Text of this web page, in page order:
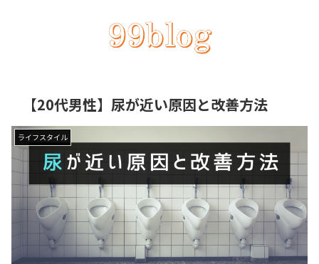
【20代男性】尿が近い原因と改善方法
ライフスタイル